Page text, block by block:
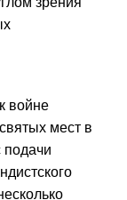
войне
мест в
подачи